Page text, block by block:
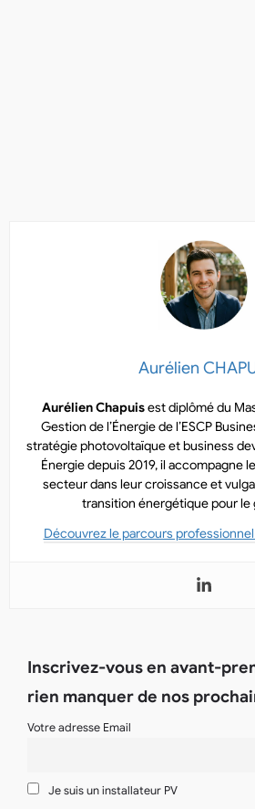
Aurélien
Aurélien Chapuisest diplômé du
Gestion de l’Énergie de l’ESCP
stratégie photovoltaïque et business
Énergie depuis 2019, il accompagne
secteur dans leur croissance et
transition énergétique pour le
Découvrez le parcours professionnel
Inscrivez-vous en avant-
rien manquer de nos
Votre adresse Email
Je suis un installateur PV